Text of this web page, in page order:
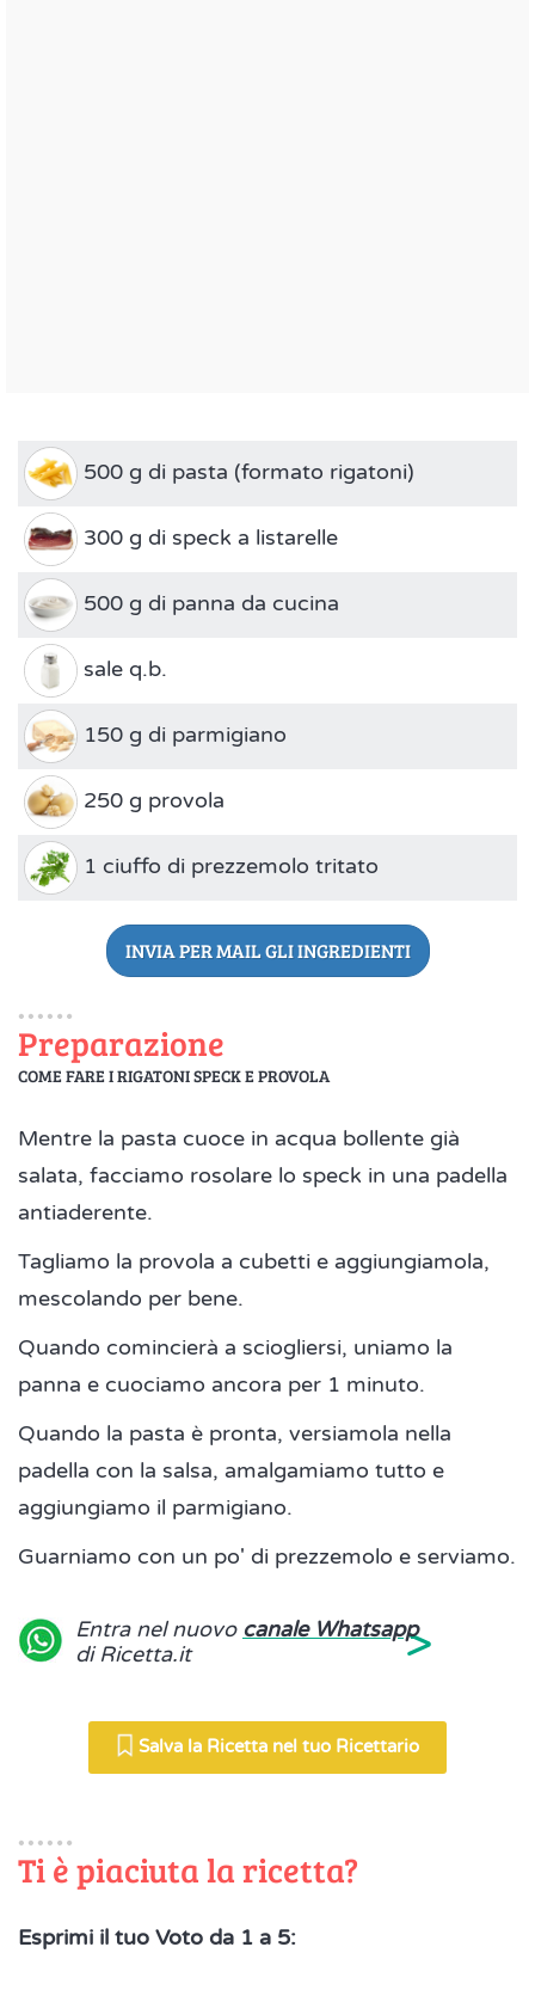
500 g di pasta (formato rigatoni)
300 g di speck a listarelle
500 g di panna da cucina
sale q.b.
150 g di parmigiano
250 g provola
1 ciuffo di prezzemolo tritato
INVIA PER MAIL GLI INGREDIENTI
Preparazione
COME FARE I RIGATONI SPECK E PROVOLA
Mentre la pasta cuoce in acqua bollente già
salata, facciamo rosolare lo speck in una padella
antiaderente.
Tagliamo la provola a cubetti e aggiungiamola,
mescolando per bene.
Quando comincierà a sciogliersi, uniamo la
panna e cuociamo ancora per 1 minuto.
Quando la pasta è pronta, versiamola nella
padella con la salsa, amalgamiamo tutto e
aggiungiamo il parmigiano.
Guarniamo con un po' di prezzemolo e serviamo.
Entra nel nuovo canale Whatsapp
di Ricetta.it
>
Salva la Ricetta nel tuo Ricettario
Ti è piaciuta la ricetta?
Esprimi il tuo Voto da 1 a 5: